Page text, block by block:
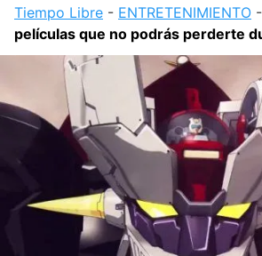
Tiempo Libre - ENTRETENIMIENTO -
películas que no podrás perderte